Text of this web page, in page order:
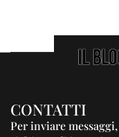
CONTATTI
Per inviare